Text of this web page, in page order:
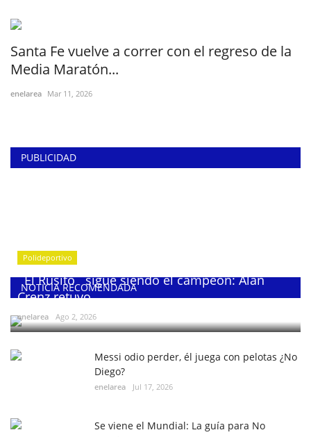
Santa Fe vuelve a correr con el regreso de la
Media Maratón...
enelarea Mar 11, 2026
PUBLICIDAD
NOTICIA RECOMENDADA
Polideportivo
¨El Rusito¨ sigue siendo el campeón: Alan
Crenz retuvo...
enelarea Ago 2, 2026
Messi odio perder, él juega con pelotas ¿No
Diego?
enelarea Jul 17, 2026
Se viene el Mundial: La guía para No